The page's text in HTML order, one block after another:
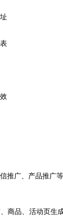
推广、产品推广
商品、活动页生